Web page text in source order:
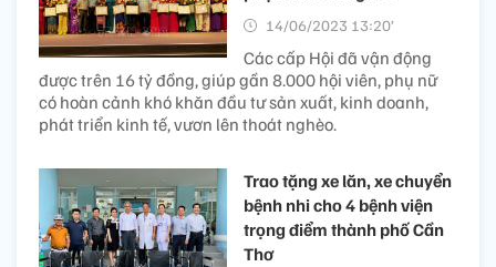
14/06/2023 13:20’
Các cấp Hội đã vận động
được trên 16 tỷ đồng, giúp gần 8.000 hội viên, phụ nữ
có hoàn cảnh khó khăn đầu tư sản xuất, kinh doanh,
phát triển kinh tế, vươn lên thoát nghèo.
Trao tặng xe lăn, xe chuyển
bệnh nhi cho 4 bệnh viện
trọng điểm thành phố Cần
Thơ